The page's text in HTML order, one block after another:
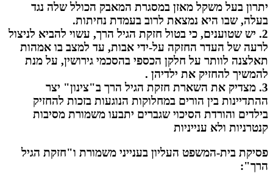
יתרון בעל משקל מאזן במסגרת המאבק הכולל שלה נגד
בעלה, שבו היא נמצאת לרוב בעמדת נחיתות.
2. יש שטוענים, כי בטול חזקת הגיל הרך, עשוי להביא לניצול
לרעה של העדר החזקה על-ידי אבות, עד למצב בו אמהות
תאלצנה לוותר על חלקן הכספי בהסכמי גירושין, על מנת
להמשיך להחזיק את ילדיהן .
3. מצדיק את השארת חזקת הגיל הרך ב"צינון" יצר
ההתדיינות בין הורים במחלוקות הנוגעות בזכות להחזיק
בילדים והורדת הסיכוי שגברים יתבעו משמורת מסיבות
קנטרניות ולא ענייניות
פסיקת בית-המשפט העליון בענייני משמורת ו"חזקת הגיל
הרך":